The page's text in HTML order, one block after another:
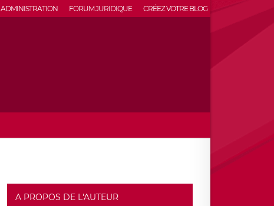
ADMINISTRATION FORUM JURIDIQUE CRÉEZ VOTRE BLOG
A PROPOS DE L'AUTEUR